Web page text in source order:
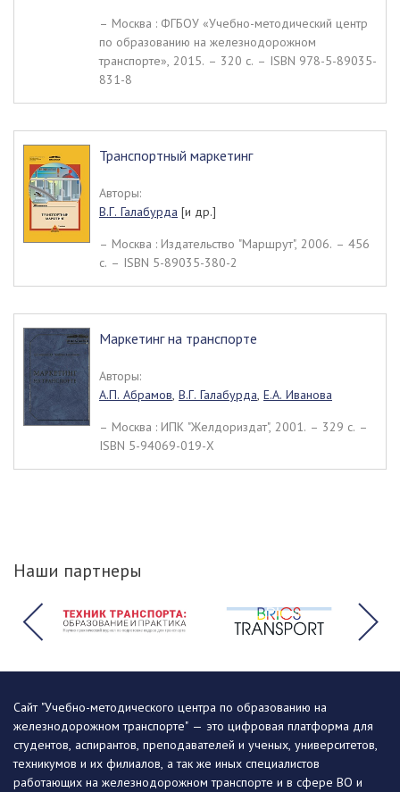
– Москва : ФГБОУ «Учебно-методический центр
по образованию на железнодорожном
транспорте», 2015. – 320 c. – ISBN 978-5-89035-
831-8
Транспортный маркетинг
Авторы:
В.Г. Галабурда [и др.]
– Москва : Издательство "Маршрут", 2006. – 456
c. – ISBN 5-89035-380-2
Маркетинг на транспорте
Авторы:
А.П. Абрамов, В.Г. Галабурда, Е.А. Иванова
– Москва : ИПК "Желдориздат", 2001. – 329 c. –
ISBN 5-94069-019-Х
Наши партнеры
Сайт "Учебно-методического центра по образованию на
железнодорожном транспорте" — это цифровая платформа для
студентов, аспирантов, преподавателей и ученых, университетов,
техникумов и их филиалов, а так же иных специалистов
работающих на железнодорожном транспорте и в сфере ВО и